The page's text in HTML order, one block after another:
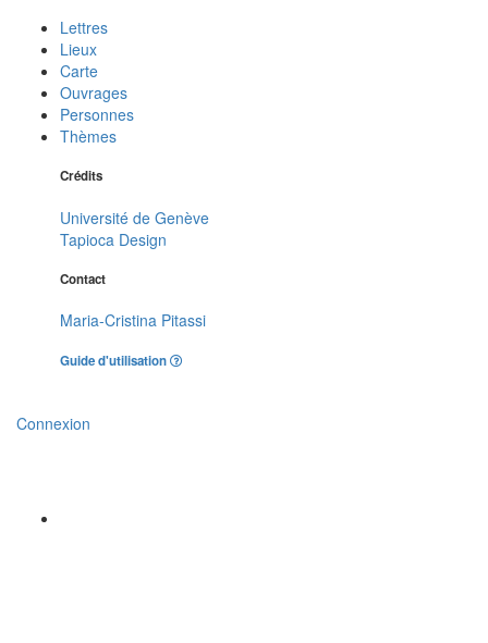
Lettres
Lieux
Carte
Ouvrages
Personnes
Thèmes
Crédits
Université de Genève
Tapioca Design
Contact
Maria-Cristina Pitassi
Guide d'utilisation
Connexion